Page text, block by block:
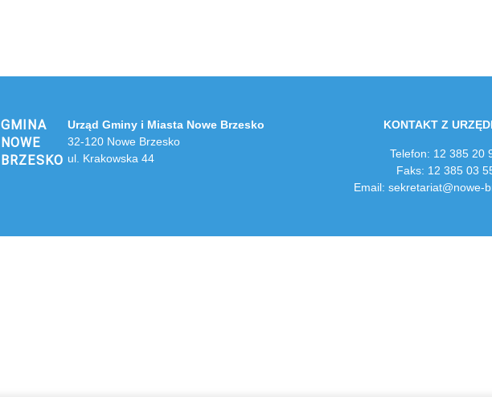
GMINA
NOWE
BRZESKO
Urząd Gminy i Miasta Nowe Brzesko
32-120 Nowe Brzesko
ul. Krakowska 44
KONTAKT Z
Telefon: 12 385 20
Faks: 12 385 03
Email: sekretariat@nowe-